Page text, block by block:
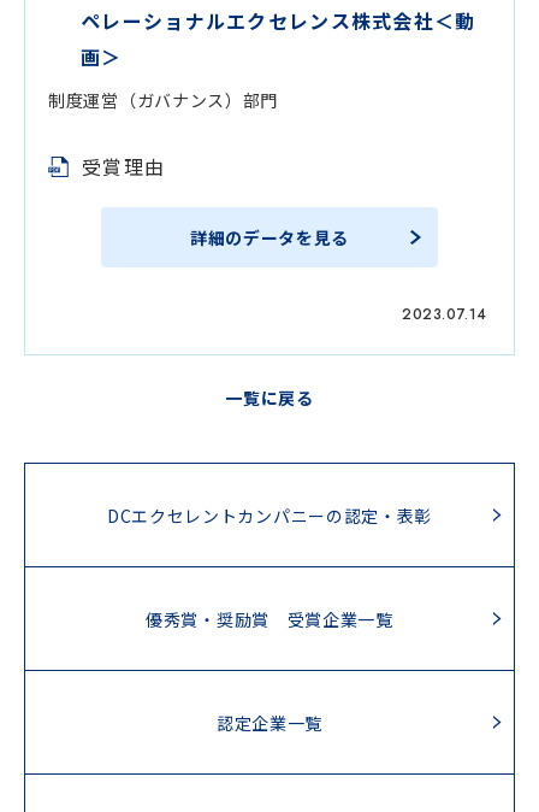
ペレーショナルエクセレンス株式会社＜動
画＞
制度運営（ガバナンス）部門
受賞理由
詳細のデータを見る
2023.07.14
一覧に戻る
DCエクセレントカンパニーの認定・表彰
優秀賞・奨励賞 受賞企業一覧
認定企業一覧